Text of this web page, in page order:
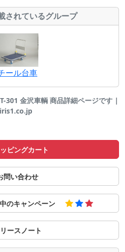
されているグループ
ール台車
301 金沢車輌 商品詳細ページです |
ピングカート
問い合わせ
のキャンペーン
ースノート